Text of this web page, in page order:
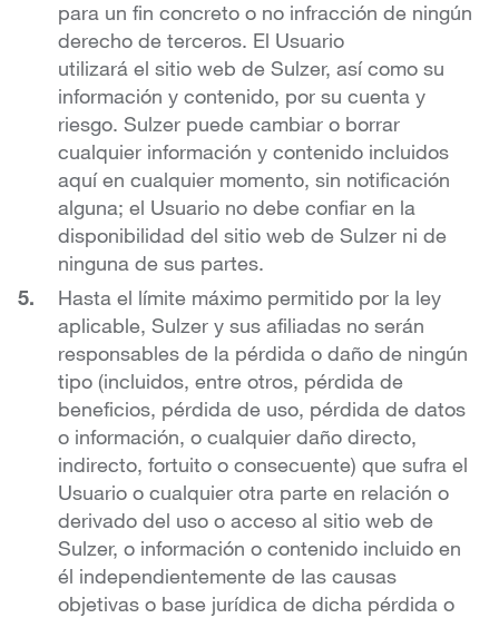
para un fin concreto o no infracción de ningún
derecho de terceros. El Usuario
utilizará el sitio web de Sulzer, así como su
información y contenido, por su cuenta y
riesgo. Sulzer puede cambiar o borrar
cualquier información y contenido incluidos
aquí en cualquier momento, sin notificación
alguna; el Usuario no debe confiar en la
disponibilidad del sitio web de Sulzer ni de
ninguna de sus partes.
Hasta el límite máximo permitido por la ley
aplicable, Sulzer y sus afiliadas no serán
responsables de la pérdida o daño de ningún
tipo (incluidos, entre otros, pérdida de
beneficios, pérdida de uso, pérdida de datos
o información, o cualquier daño directo,
indirecto, fortuito o consecuente) que sufra el
Usuario o cualquier otra parte en relación o
derivado del uso o acceso al sitio web de
Sulzer, o información o contenido incluido en
él independientemente de las causas
objetivas o base jurídica de dicha pérdida o